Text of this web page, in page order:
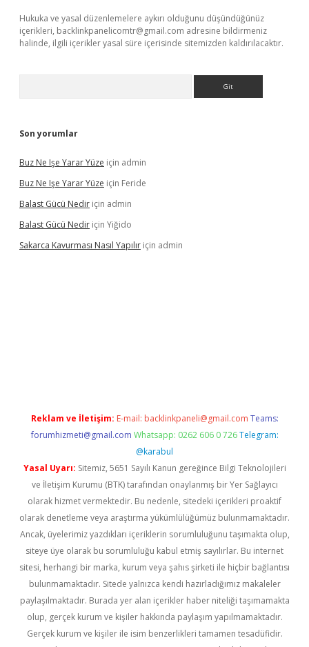
Hukuka ve yasal düzenlemelere aykırı olduğunu düşündüğünüz
içerikleri, backlinkpanelicomtr@gmail.com adresine bildirmeniz
halinde, ilgili içerikler yasal süre içerisinde sitemizden kaldırılacaktır.
Son yorumlar
Buz Ne Işe Yarar Yüze için admin
Buz Ne Işe Yarar Yüze için Feride
Balast Gücü Nedir için admin
Balast Gücü Nedir için Yiğido
Sakarca Kavurması Nasıl Yapılır için admin
Reklam ve İletişim: E-mail: backlinkpaneli@gmail.com Teams:
forumhizmeti@gmail.com Whatsapp: 0262 606 0 726 Telegram:
@karabul
Yasal Uyarı: Sitemiz, 5651 Sayılı Kanun gereğince Bilgi Teknolojileri
ve İletişim Kurumu (BTK) tarafından onaylanmış bir Yer Sağlayıcı
olarak hizmet vermektedir. Bu nedenle, sitedeki içerikleri proaktif
olarak denetleme veya araştırma yükümlülüğümüz bulunmamaktadır.
Ancak, üyelerimiz yazdıkları içeriklerin sorumluluğunu taşımakta olup,
siteye üye olarak bu sorumluluğu kabul etmiş sayılırlar. Bu internet
sitesi, herhangi bir marka, kurum veya şahıs şirketi ile hiçbir bağlantısı
bulunmamaktadır. Sitede yalnızca kendi hazırladığımız makaleler
paylaşılmaktadır. Burada yer alan içerikler haber niteliği taşımamakta
olup, gerçek kurum ve kişiler hakkında paylaşım yapılmamaktadır.
Gerçek kurum ve kişiler ile isim benzerlikleri tamamen tesadüfidir.